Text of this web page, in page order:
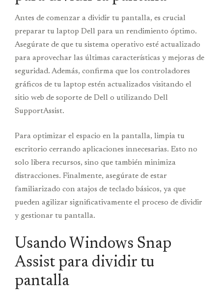
Antes de comenzar a dividir tu pantalla, es crucial
preparar tu laptop Dell para un rendimiento óptimo.
Asegúrate de que tu sistema operativo esté actualizado
para aprovechar las últimas características y mejoras de
seguridad. Además, confirma que los controladores
gráficos de tu laptop estén actualizados visitando el
sitio web de soporte de Dell o utilizando Dell
SupportAssist.
Para optimizar el espacio en la pantalla, limpia tu
escritorio cerrando aplicaciones innecesarias. Esto no
solo libera recursos, sino que también minimiza
distracciones. Finalmente, asegúrate de estar
familiarizado con atajos de teclado básicos, ya que
pueden agilizar significativamente el proceso de dividir
y gestionar tu pantalla.
Usando Windows Snap
Assist para dividir tu
pantalla